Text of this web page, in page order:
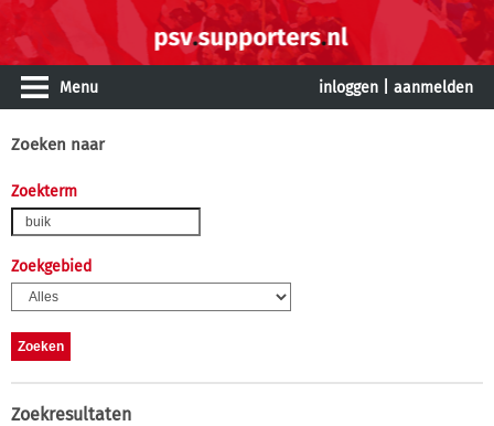
Menu inloggen aanmelden
Zoeken naar
Zoekterm
Zoekgebied
Zoekresultaten